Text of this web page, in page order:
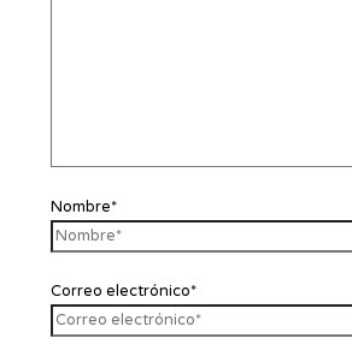
Nombre*
Correo electrónico*